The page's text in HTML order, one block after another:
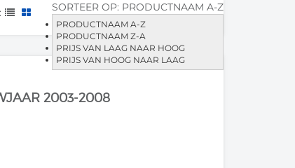
SORTEER OP: PRODUCTNAAM A-Z
PRODUCTNAAM A-Z
PRODUCTNAAM Z-A
PRIJS VAN LAAG NAAR HOOG
PRIJS VAN HOOG NAAR LAAG
2003-2008